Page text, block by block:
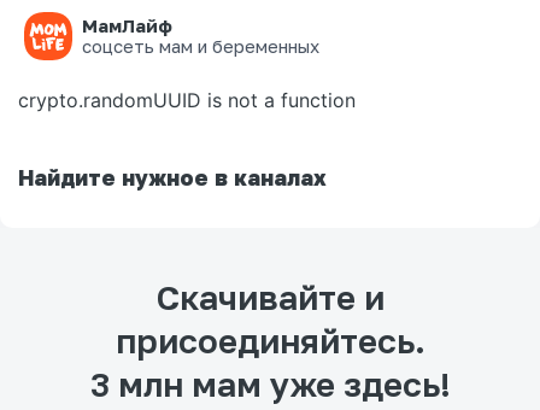
МамЛайф
соцсеть мам и беременных
Ошибка на странице
crypto.randomUUID is not a function
Найдите нужное в каналах
Скачивайте и
присоединяйтесь.
3 млн мам уже здесь!